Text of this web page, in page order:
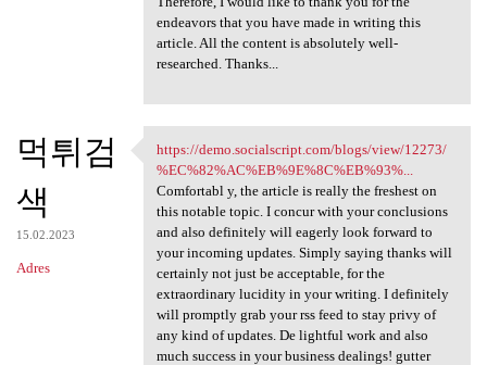
endeavors that you have made in writing this
article. All the content is absolutely well-
researched. Thanks...
먹튀검
색
15.02.2023
Adres
https://demo.socialscript.com
https://demo.socialscript.com/blogs/view/12273/
%EC%82%AC%EB%9E%8C%EB%93%...
Comfortabl y, the article is really the freshest on
this notable topic. I concur with your conclusions
and also definitely will eagerly look forward to
your incoming updates. Simply saying thanks will
certainly not just be acceptable, for the
extraordinary lucidity in your writing. I definitely
will promptly grab your rss feed to stay privy of
any kind of updates. De lightful work and also
much success in your business dealings! gutter